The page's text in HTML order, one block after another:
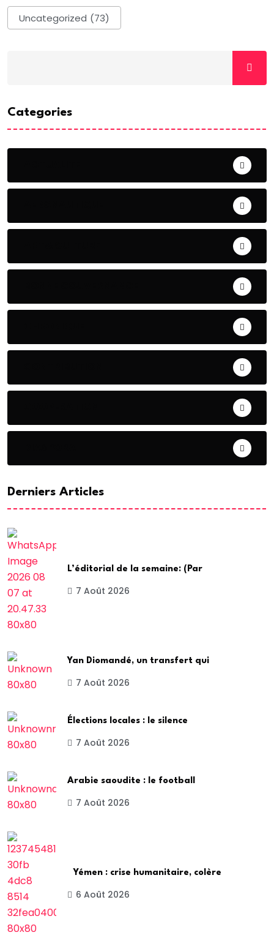
Uncategorized (73)
Categories
Derniers Articles
L’éditorial de la semaine: (Par
7 Août 2026
Yan Diomandé, un transfert qui
7 Août 2026
Élections locales : le silence
7 Août 2026
Arabie saoudite : le football
7 Août 2026
Yémen : crise humanitaire, colère
6 Août 2026